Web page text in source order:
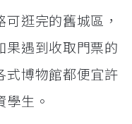
逛完的舊城區，
果遇到收取門票的
式博物館都便宜許
生。